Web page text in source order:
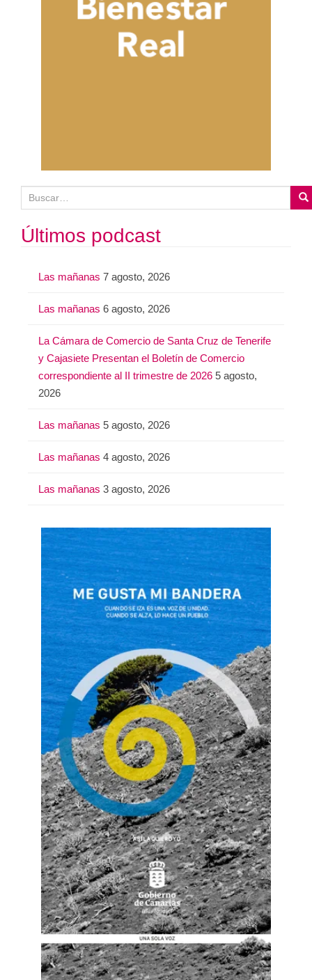
u
s
c
Últimos podcast
Las mañanas 7 agosto, 2026
Las mañanas 6 agosto, 2026
La Cámara de Comercio de Santa Cruz de Tenerife
y Cajasiete Presentan el Boletín de Comercio
correspondiente al II trimestre de 2026 5 agosto,
2026
Las mañanas 5 agosto, 2026
Las mañanas 4 agosto, 2026
Las mañanas 3 agosto, 2026